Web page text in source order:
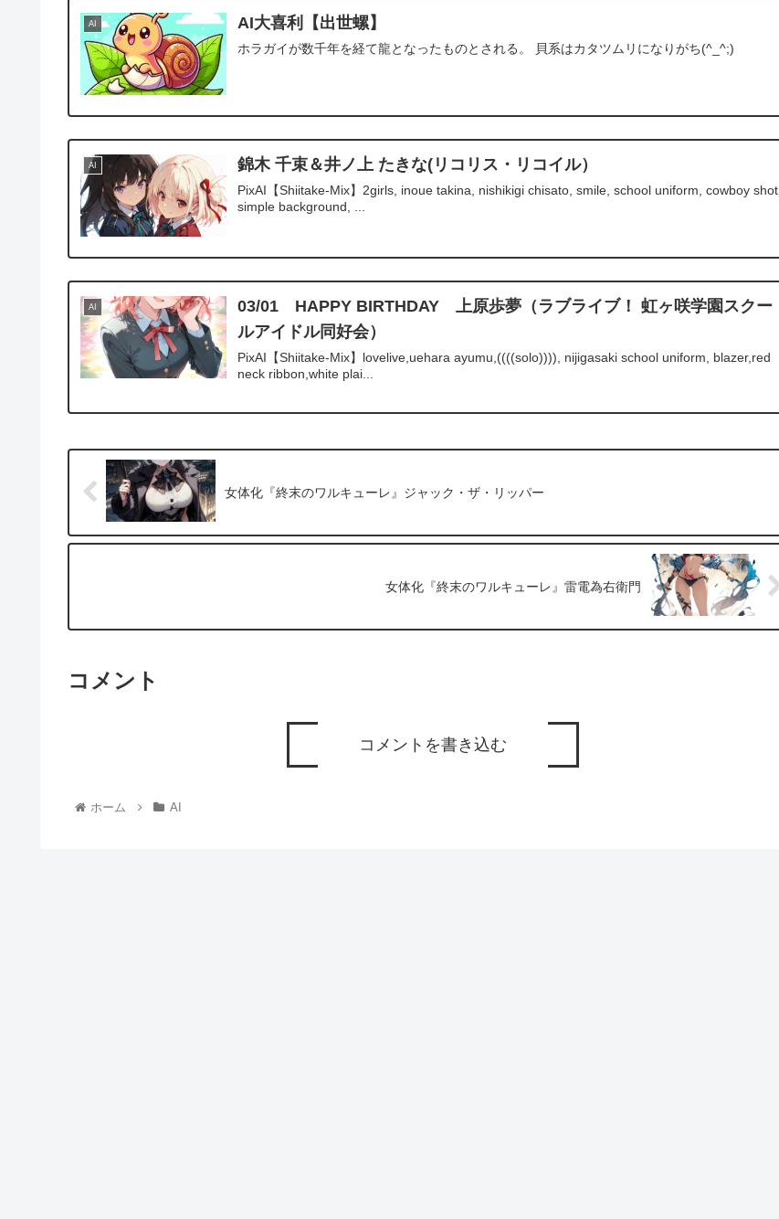
AI AI大喜利【出世螺】
ホラガイが数千年を経て龍となったものとされる。 貝系はカタツムリになりがち(^_^;)
AI 錦木 千束＆井ノ上 たきな(リコリス・リコイル）
PixAI【Shiitake-Mix】2girls, inoue takina, nishikigi chisato, smile, school uniform, cowboy shot,
simple background, ...
AI
03/01 HAPPY BIRTHDAY 上原歩夢（ラブライブ！ 虹ヶ咲学園スクー
ルアイドル同好会）
PixAI【Shiitake-Mix】lovelive,uehara ayumu,((((solo)))), nijigasaki school uniform, blazer,red
neck ribbon,white plai...
女体化『終末のワルキューレ』ジャック・ザ・リッパー
女体化『終末のワルキューレ』雷電為右衛門
コメント
コメントを書き込む
ホーム AI